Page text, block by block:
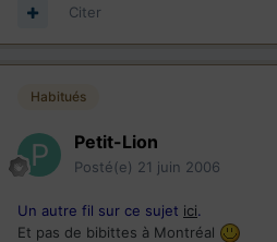
Citer
Habitués
Petit-Lion
Posté(e) 21 juin 2006
Un autre fil sur ce sujet ici.
Et pas de bibittes à Montréal